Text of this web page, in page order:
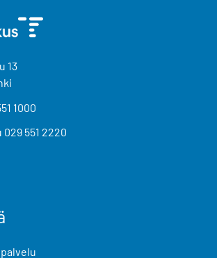
13
1000
029 551 2220